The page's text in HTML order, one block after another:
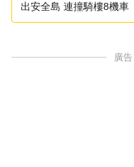
出安全島 連撞騎樓8機車
廣